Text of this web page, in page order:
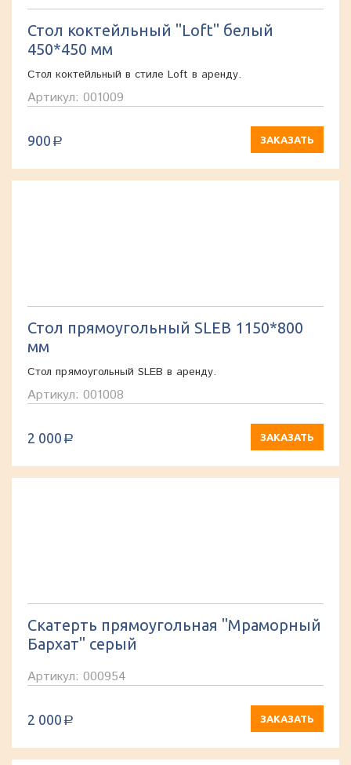
Стол коктейльный "Loft" белый
450*450 мм
Стол коктейльный в стиле Loft в аренду.
Артикул: 001009
900 a ЗАКАЗАТЬ
Стол прямоугольный SLEB 1150*800
мм
Стол прямоугольный SLEB в аренду.
Артикул: 001008
2 000 a ЗАКАЗАТЬ
Скатерть прямоугольная "Мраморный
Бархат" серый
Артикул: 000954
2 000 a ЗАКАЗАТЬ